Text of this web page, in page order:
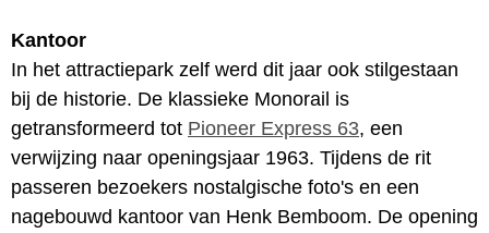
Kantoor
In het attractiepark zelf werd dit jaar ook stilgestaan
bij de historie. De klassieke Monorail is
getransformeerd tot Pioneer Express 63, een
verwijzing naar openingsjaar 1963. Tijdens de rit
passeren bezoekers nostalgische foto's en een
nagebouwd kantoor van Henk Bemboom. De opening